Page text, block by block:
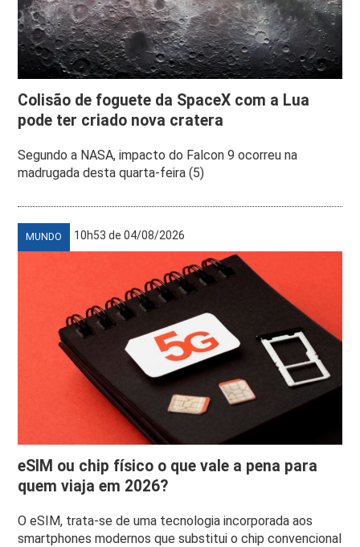
Colisão de foguete da SpaceX com a Lua
pode ter criado nova cratera
Segundo a NASA, impacto do Falcon 9 ocorreu na
madrugada desta quarta-feira (5)
MUNDO 10h53 de 04/08/2026
eSIM ou chip físico o que vale a pena para
quem viaja em 2026?
O eSIM, trata-se de uma tecnologia incorporada aos
smartphones modernos que substitui o chip convencional